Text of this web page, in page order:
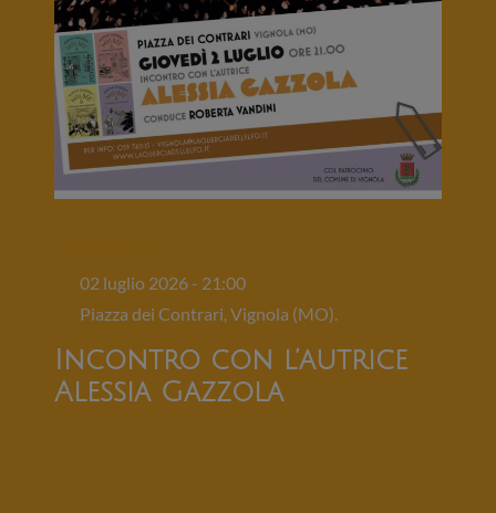
02 luglio 2026 - 21:00
Piazza dei Contrari, Vignola (MO).
Incontro con l’autrice
Alessia Gazzola